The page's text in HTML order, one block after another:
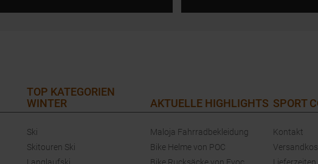
TOP KATEGORIEN
WINTER
Ski
Skitouren Ski
AKTUELLE HIGHLIGHTS
Maloja Fahrradbekleidung
Bike Helme von POC
SPORT
Kontakt